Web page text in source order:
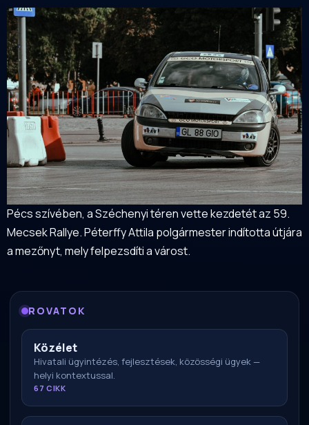
Pécs szívében, a Széchenyi téren vette kezdetét az 59.
Mecsek Rallye. Péterffy Attila polgármester indította útjára
a mezőnyt, mely felpezsdíti a várost.
ROVATOK
Közélet
Hivatali ügyintézés, fejlesztések, közösségi ügyek —
helyi kontextussal.
67 CIKK